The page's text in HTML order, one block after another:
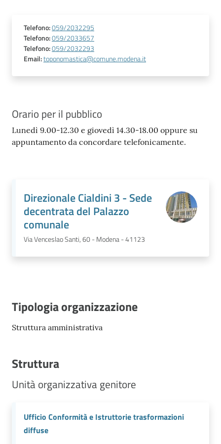
Telefono:059/2032295
Telefono:059/2033657
Telefono:059/2032293
Email:toponomastica@comune.modena.it
Orario per il pubblico
Lunedì 9.00-12.30 e giovedì 14.30-18.00 oppure su
appuntamento da concordare telefonicamente.
Direzionale Cialdini 3 - Sede
decentrata del Palazzo
comunale
Via Venceslao Santi, 60 - Modena - 41123
Tipologia organizzazione
Struttura amministrativa
Struttura
Unità organizzativa genitore
Ufficio Conformità e Istruttorie trasformazioni
diffuse